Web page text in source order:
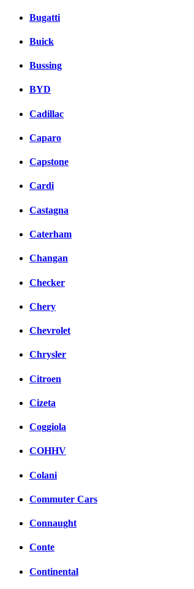
Bugatti
Buick
Bussing
BYD
Cadillac
Caparo
Capstone
Cardi
Castagna
Caterham
Changan
Checker
Chery
Chevrolet
Chrysler
Citroen
Cizeta
Coggiola
COHHV
Colani
Commuter Cars
Connaught
Conte
Continental